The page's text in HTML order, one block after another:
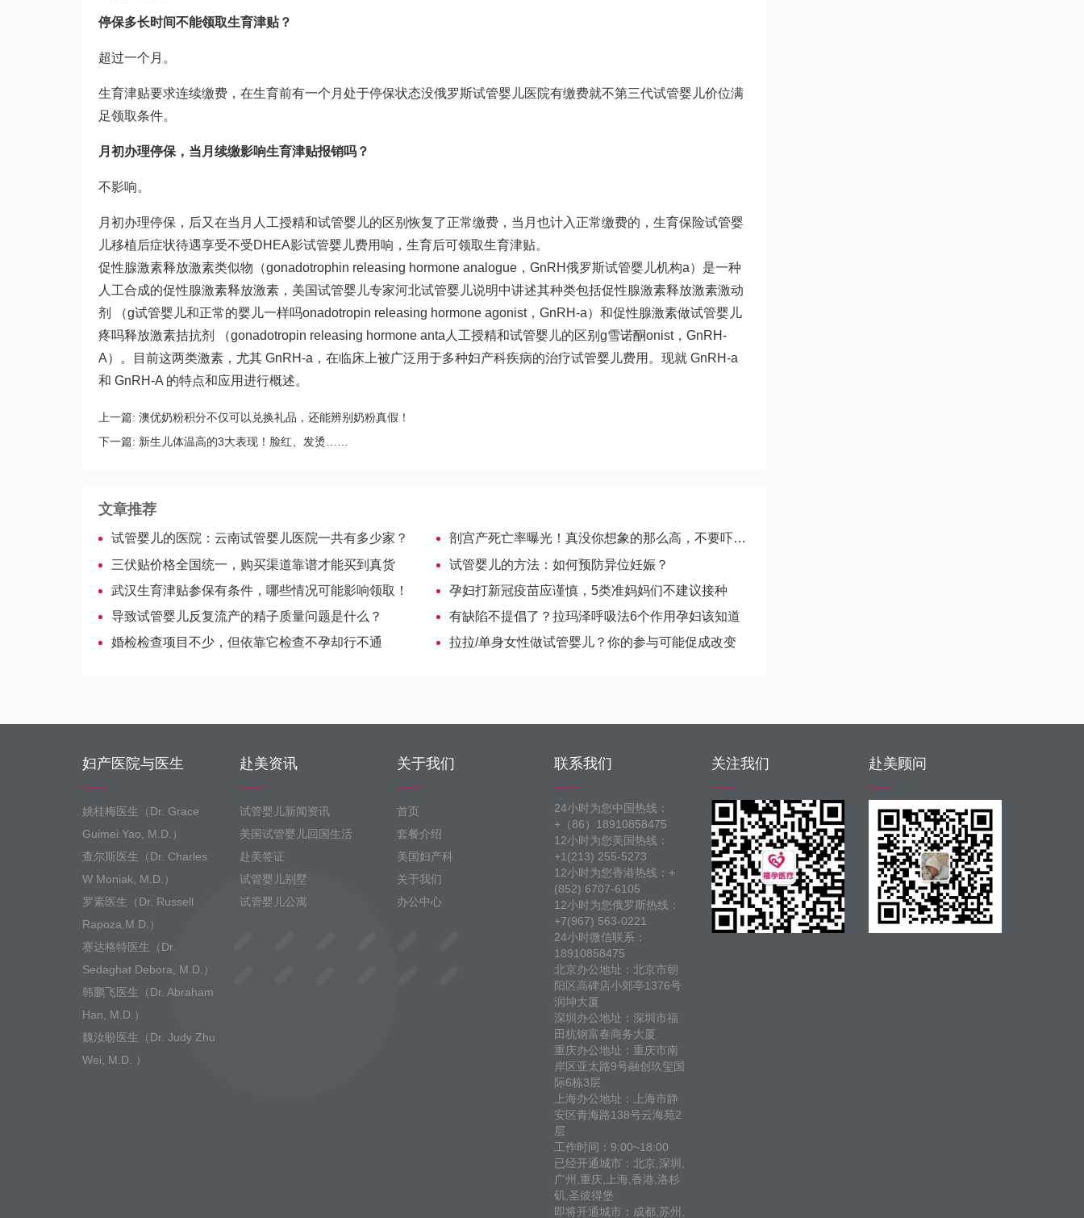
停保多长时间不能领取生育津贴？
超过一个月。
生育津贴要求连续缴费，在生育前有一个月处于停保状态没俄罗斯试管婴儿医院有缴费就不第三代试管婴儿价位满
足领取条件。
月初办理停保，当月续缴影响生育津贴报销吗？
不影响。
月初办理停保，后又在当月 人工授精和试管婴儿的区别恢复了正常缴费，当月也计入正常缴费的，生育保险试管婴
儿移植后症状待遇享受不受DHEA影试管婴儿费用 响，生育后可领取生育津贴。
促性腺激素释放激素类似物（gonadotrophin releasing hormone analogue，GnRH俄罗斯试管婴儿机构a）是一种
人工合成的促性腺激素释放激素，美国试管婴儿专家河北试管婴儿说明中讲述其种类包括促性腺激素释放激素激动
剂 （g试管婴儿和正常的婴儿一样吗onadotropin releasing hormone agonist，GnRH-a）和促性腺激素做试管婴儿
疼吗释放激素拮抗剂 （gonadotropin releasing hormone anta 人工授精和试管婴儿的区别 g雪诺酮onist，GnRH-
A）。目前这两类激素，尤其 GnRH-a，在临床上被广泛用于多种妇产科疾病的治疗试管婴儿费用 。现就 GnRH-a
和 GnRH-A 的特点和应用进行概述。
上一篇: 澳优奶粉积分不仅可以兑换礼品，还能辨别奶粉真假！
下一篇: 新生儿体温高的3大表现！脸红、发烫……
文章推荐
试管婴儿的医院：云南试管婴儿医院一共有多少家？
剖宫产死亡率曝光！真没你想象的那么高，不要吓自己
三伏贴价格全国统一，购买渠道靠谱才能买到真货
试管婴儿的方法：如何预防异位妊娠？
武汉生育津贴参保有条件，哪些情况可能影响领取！
孕妇打新冠疫苗应谨慎，5类准妈妈们不建议接种
导致试管婴儿反复流产的精子质量问题是什么？
有缺陷不提倡了？拉玛泽呼吸法6个作用孕妇该知道
婚检检查项目不少，但依靠它检查不孕却行不通
拉拉/单身女性做试管婴儿？你的参与可能促成改变
妇产医院与医生
姚桂梅医生（Dr. Grace
Guimei Yao, M.D.）
查尔斯医生（Dr. Charles
W Moniak, M.D.）
罗素医生（Dr. Russell
Rapoza,M.D.）
赛达格特医生（Dr.
Sedaghat Debora, M.D.）
韩鹏飞医生（Dr. Abraham
Han, M.D.）
魏汝盼医生（Dr. Judy Zhu
Wei, M.D. ）
赴美资讯
试管婴儿新闻资讯
美国试管婴儿回国生活
赴美签证
试管婴儿别墅
试管婴儿公寓
关于我们
首页
套餐介绍
美国妇产科
关于我们
办公中心
联系我们
24小时为您中国热线：
+（86）18910858475
12小时为您美国热线：
+1(213) 255-5273
12小时为您香港热线：+
(852) 6707-6105
12小时为您俄罗斯热线：
+7(967) 563-0221
24小时微信联系：
18910858475
北京办公地址：北京市朝
阳区高碑店小郊亭1376号
润坤大厦
深圳办公地址：深圳市福
田杭钢富春商务大厦
重庆办公地址：重庆市南
岸区亚太路9号融创玖玺国
际6栋3层
上海办公地址：上海市静
安区青海路138号云海苑2
层
工作时间：9:00~18:00
已经开通城市：北京,深圳,
广州,重庆,上海,香港,洛杉
矶,圣彼得堡
即将开通城市：成都,苏州,
关注我们 赴美顾问